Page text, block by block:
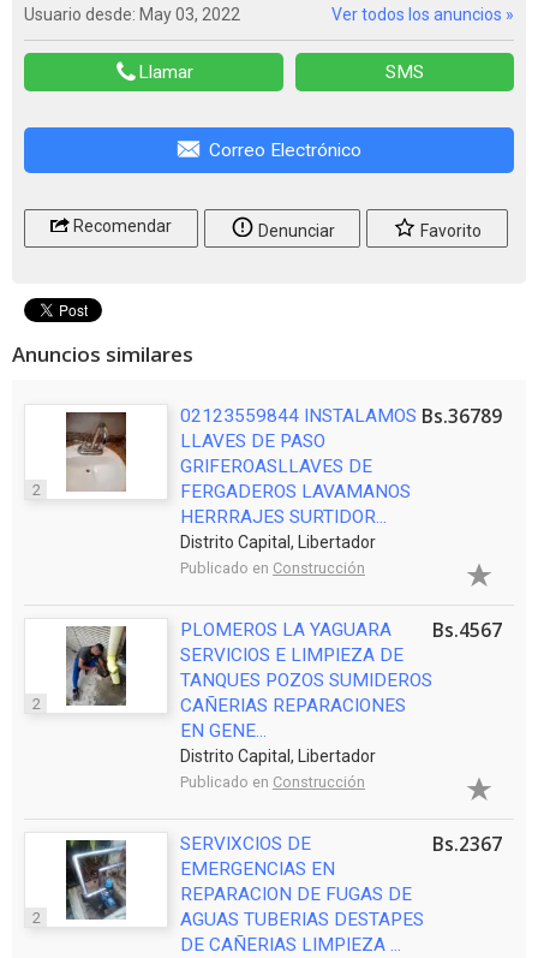
Usuario desde: May 03, 2022 Ver todos los anuncios »
Llamar SMS
Correo Electrónico
Recomendar Denunciar Favorito
Anuncios similares
2
02123559844 INSTALAMOS
LLAVES DE PASO
GRIFEROASLLAVES DE
FERGADEROS LAVAMANOS
HERRRAJES SURTIDOR...
Distrito Capital, Libertador
Publicado en Construcción
Bs.36789
2
PLOMEROS LA YAGUARA
SERVICIOS E LIMPIEZA DE
TANQUES POZOS SUMIDEROS
CAÑERIAS REPARACIONES
EN GENE...
Distrito Capital, Libertador
Publicado en Construcción
Bs.4567
2
SERVIXCIOS DE
EMERGENCIAS EN
REPARACION DE FUGAS DE
AGUAS TUBERIAS DESTAPES
DE CAÑERIAS LIMPIEZA ...
Bs.2367